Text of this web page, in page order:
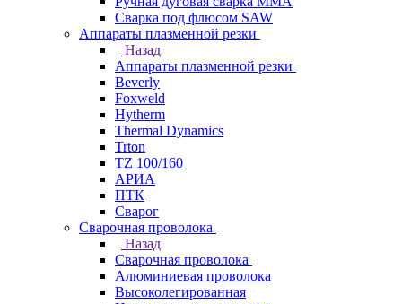
Сварка под флюсом SAW
Аппараты плазменной резки
Назад
Аппараты плазменной резки
Beverly
Foxweld
Hytherm
Thermal Dynamics
Trton
TZ 100/160
АРИА
ПТК
Сварог
Сварочная проволока
Назад
Сварочная проволока
Алюминиевая проволока
Высоколегированная